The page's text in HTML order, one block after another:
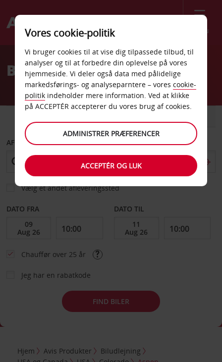
Menu
Welcome
AvisBilleje Aspen
AFHENT FRA
Vælg et andet afleveringssted
DATO FRA DATO TIL
Chauffør over 25 år
Jeg har en rabatkode
FIND BILER
Hjem Avis Produkter
Biludlejning
Vores cookie-politik
Vi bruger cookies til at vise dig tilpassede tilbud, til
analyser og til at forbedre din oplevelse på vores
hjemmeside. Vi deler også data med pålidelige
markedsførings- og analyseparntere – vores cookie-
politik indeholder mere information. Ved at klikke
på ACCEPTÉR accepterer du vores brug af cookies.
ADMINISTRER PRÆFERENCER
ACCEPTÉR OG LUK